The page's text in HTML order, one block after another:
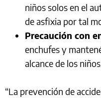
niños solos en el
de asfixia por tal
Precaución con
enchufes y
alcance de los
“La prevención de